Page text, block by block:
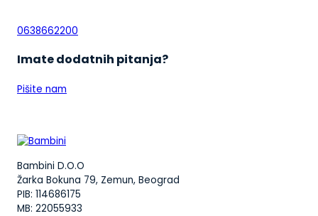
0638662200
Imate dodatnih pitanja?
Pišite nam
Bambini D.O.O
Žarka Bokuna 79, Zemun, Beograd
PIB: 114686175
MB: 22055933